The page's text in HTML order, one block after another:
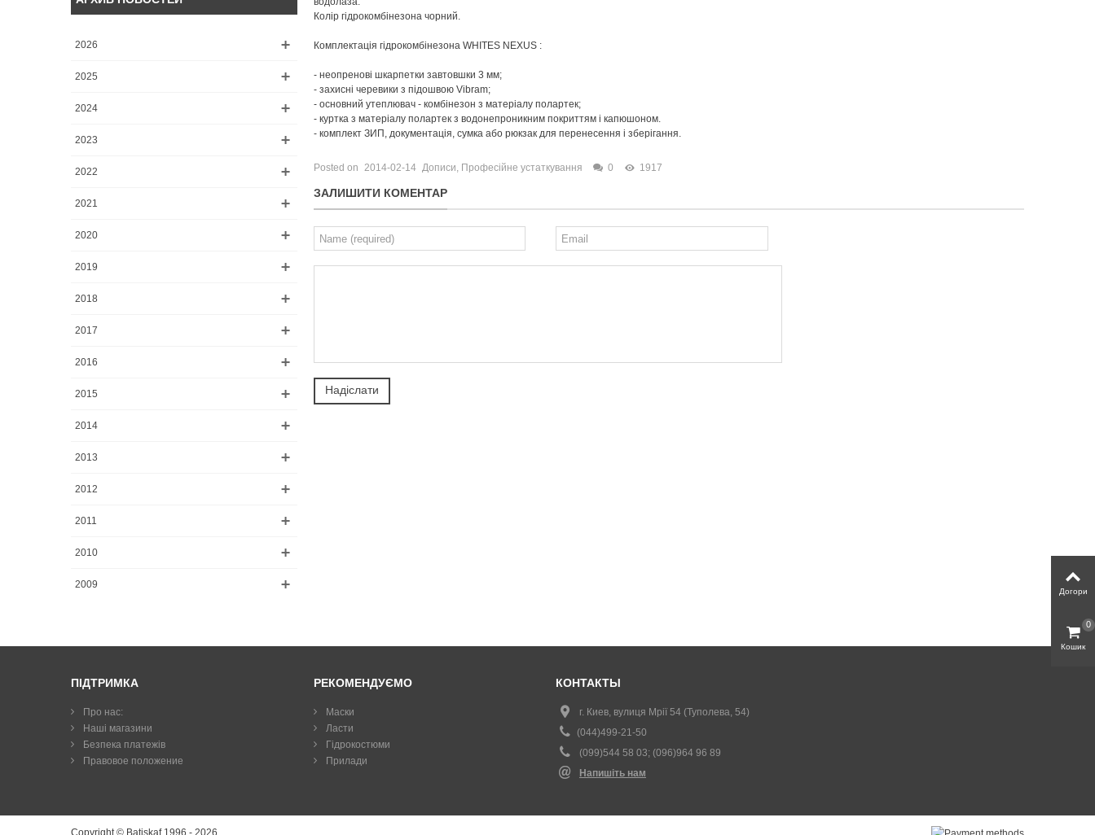
2026
2025
2024
2023
2022
2021
2020
2019
2018
2017
2016
2015
2014
2013
2012
2011
2010
2009
Колір гідрокомбінезона чорний.
Комплектація гідрокомбінезона WHITES NEXUS :
- неопренові шкарпетки завтовшки 3 мм;
- захисні черевики з підошвою Vibram;
- основний утеплювач - комбінезон з матеріалу полартек;
- куртка з матеріалу полартек з водонепроникним покриттям і капюшоном.
- комплект ЗИП, документація, сумка або рюкзак для перенесення і зберігання.
Posted on 2014-02-14 Дописи, Професійне устаткування 0 1917
ЗАЛИШИТИ КОМЕНТАР
ПІДТРИМКА
Про нас:
Наші магазини
Безпека платежів
Правовое положение
РЕКОМЕНДУЄМО
Маски
Ласти
Гiдрокостюми
Прилади
КОНТАКТЫ
г. Киев, вулиця Мрії 54 (Туполева, 54)
(044)499-21-50
(099)544 58 03; (096)964 96 89
Напишіть нам
Copyright © Batiskaf 1996 - 2026
Догори
Кошик
0